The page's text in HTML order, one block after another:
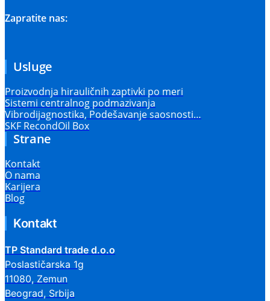
Zapratite nas:
Usluge
Proizvodnja hirauličnih zaptivki po meri
Sistemi centralnog podmazivanja
Vibrodijagnostika, Podešavanje saosnosti…
SKF RecondOil Box
Strane
Kontakt
O nama
Karijera
Blog
Kontakt
TP Standard trade d.o.o
Poslastičarska 1g
11080, Zemun
Beograd, Srbija